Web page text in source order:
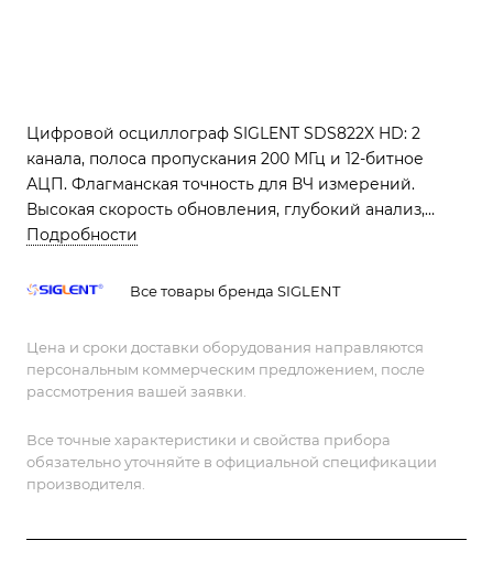
Цифровой осциллограф SIGLENT SDS822X HD: 2
канала, полоса пропускания 200 МГц и 12-битное
АЦП. Флагманская точность для ВЧ измерений.
Высокая скорость обновления, глубокий анализ,
профессиональные опции.
Подробности
Все товары бренда SIGLENT
Цена и сроки доставки оборудования направляются
персональным коммерческим предложением, после
рассмотрения вашей заявки.
Все точные характеристики и свойства прибора
обязательно уточняйте в официальной спецификации
производителя.